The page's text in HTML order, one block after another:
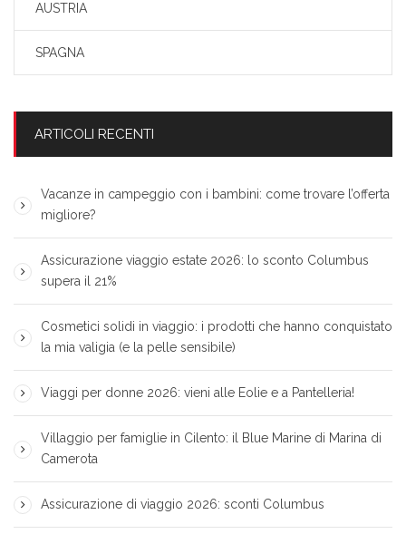
AUSTRIA
SPAGNA
ARTICOLI RECENTI
Vacanze in campeggio con i bambini: come trovare l’offerta
migliore?
Assicurazione viaggio estate 2026: lo sconto Columbus
supera il 21%
Cosmetici solidi in viaggio: i prodotti che hanno conquistato
la mia valigia (e la pelle sensibile)
Viaggi per donne 2026: vieni alle Eolie e a Pantelleria!
Villaggio per famiglie in Cilento: il Blue Marine di Marina di
Camerota
Assicurazione di viaggio 2026: sconti Columbus